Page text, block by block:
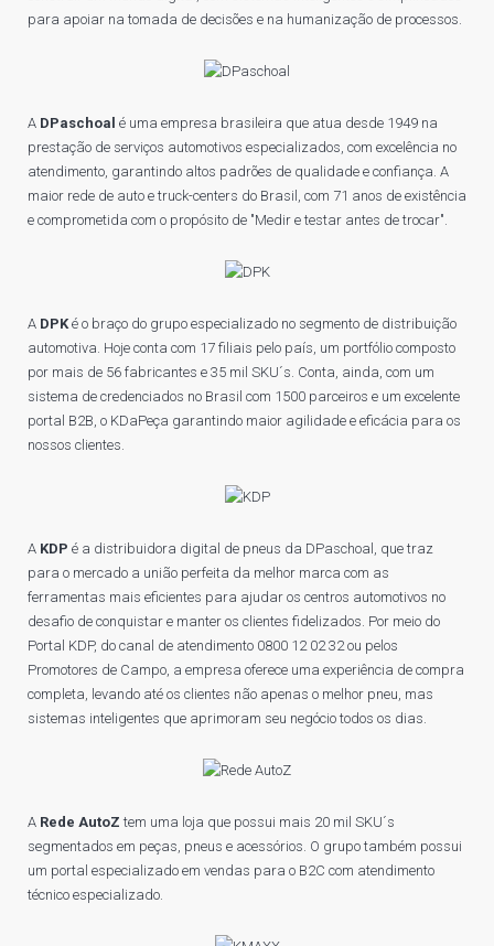
para apoiar na tomada de decisões e na humanização de processos.
A DPaschoal é uma empresa brasileira que atua desde 1949 na
prestação de serviços automotivos especializados, com excelência no
atendimento, garantindo altos padrões de qualidade e confiança. A
maior rede de auto e truck-centers do Brasil, com 71 anos de existência
e comprometida com o propósito de "Medir e testar antes de trocar".
A DPKé o braço do grupo especializado no segmento de distribuição
automotiva. Hoje conta com 17 filiais pelo país, um portfólio composto
por mais de 56 fabricantes e 35 mil SKU´s. Conta, ainda, com um
sistema de credenciados no Brasil com 1500 parceiros e um excelente
portal B2B, o KDaPeça garantindo maior agilidade e eficácia para os
nossos clientes.
A KDP é a distribuidora digital de pneus da DPaschoal, que traz
para o mercado a união perfeita da melhor marca com as
ferramentas mais eficientes para ajudar os centros automotivos no
desafio de conquistar e manter os clientes fidelizados. Por meio do
Portal KDP, do canal de atendimento 0800 12 02 32 ou pelos
Promotores de Campo, a empresa oferece uma experiência de compra
completa, levando até os clientes não apenas o melhor pneu, mas
sistemas inteligentes que aprimoram seu negócio todos os dias.
A Rede AutoZ tem uma loja que possui mais 20 mil SKU´s
segmentados em peças, pneus e acessórios. O grupo também possui
um portal especializado em vendas para o B2C com atendimento
técnico especializado.